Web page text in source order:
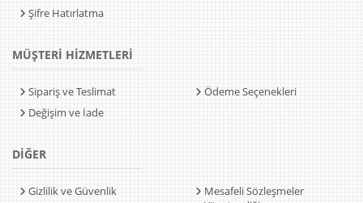
Şifre Hatırlatma
MÜŞTERİ HİZMETLERİ
Sipariş ve Teslimat
Değişim ve İade
Ödeme Seçenekleri
DİĞER
Gizlilik ve Güvenlik
Mesafeli Sözleşmeler